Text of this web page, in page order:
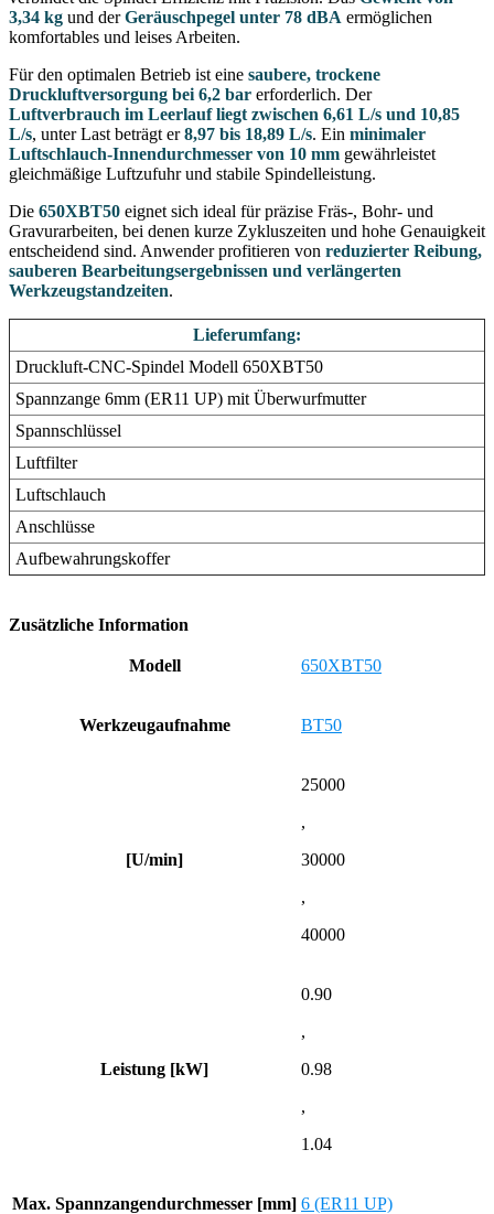
3,34 kg und derGeräuschpegel unter 78 dBA ermöglichen
komfortables und leises Arbeiten.
Für den optimalen Betrieb ist eine saubere, trockene
Druckluftversorgung bei 6,2 bar erforderlich. Der
Luftverbrauch im Leerlauf liegt zwischen 6,61 L/s und 10,85
L/s, unter Last beträgt er8,97 bis 18,89 L/s. Ein minimaler
Luftschlauch-Innendurchmesser von 10 mm gewährleistet
gleichmäßige Luftzufuhr und stabile Spindelleistung.
Die 650XBT50 eignet sich ideal für präzise Fräs-, Bohr- und
Gravurarbeiten, bei denen kurze Zykluszeiten und hohe Genauigkeit
entscheidend sind. Anwender profitieren von reduzierter Reibung,
sauberen Bearbeitungsergebnissen und verlängerten
Werkzeugstandzeiten.
Lieferumfang:
Druckluft-CNC-Spindel Modell 650XBT50
Spannzange 6mm (ER11 UP) mit Überwurfmutter
Spannschlüssel
Luftfilter
Luftschlauch
Anschlüsse
Aufbewahrungskoffer
Zusätzliche Information
Modell 650XBT50
Werkzeugaufnahme BT50
[U/min]
25000
,
30000
,
40000
Leistung [kW]
0.90
,
0.98
,
1.04
Max. Spannzangendurchmesser [mm] 6 (ER11 UP)